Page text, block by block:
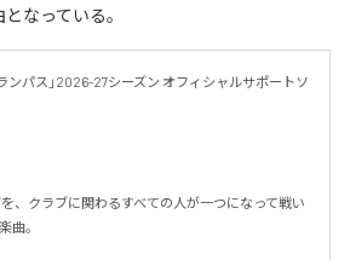
となっている。
ンパス」2026-27シーズン オフィシャルサポートソ
、クラブに関わるすべての人が一つになって戦い
曲。